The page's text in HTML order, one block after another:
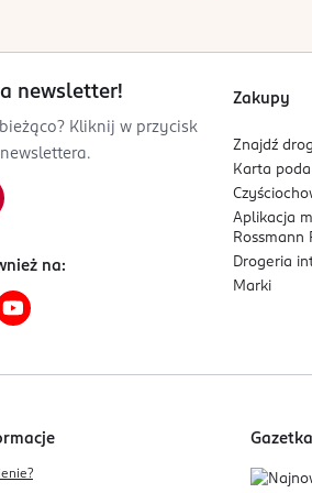
newsletter!
Kliknij w przycisk
na:
Zakupy
Znajdź
Karta
Aplikacja
Rossmann
Drogeria
Marki
Gazetka